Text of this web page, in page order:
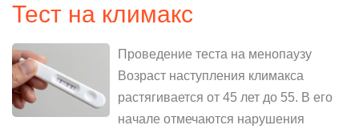
Тест на климакс
Проведение теста на менопаузу
Возраст наступления климакса
растягивается от 45 лет до 55. В его
начале отмечаются нарушения